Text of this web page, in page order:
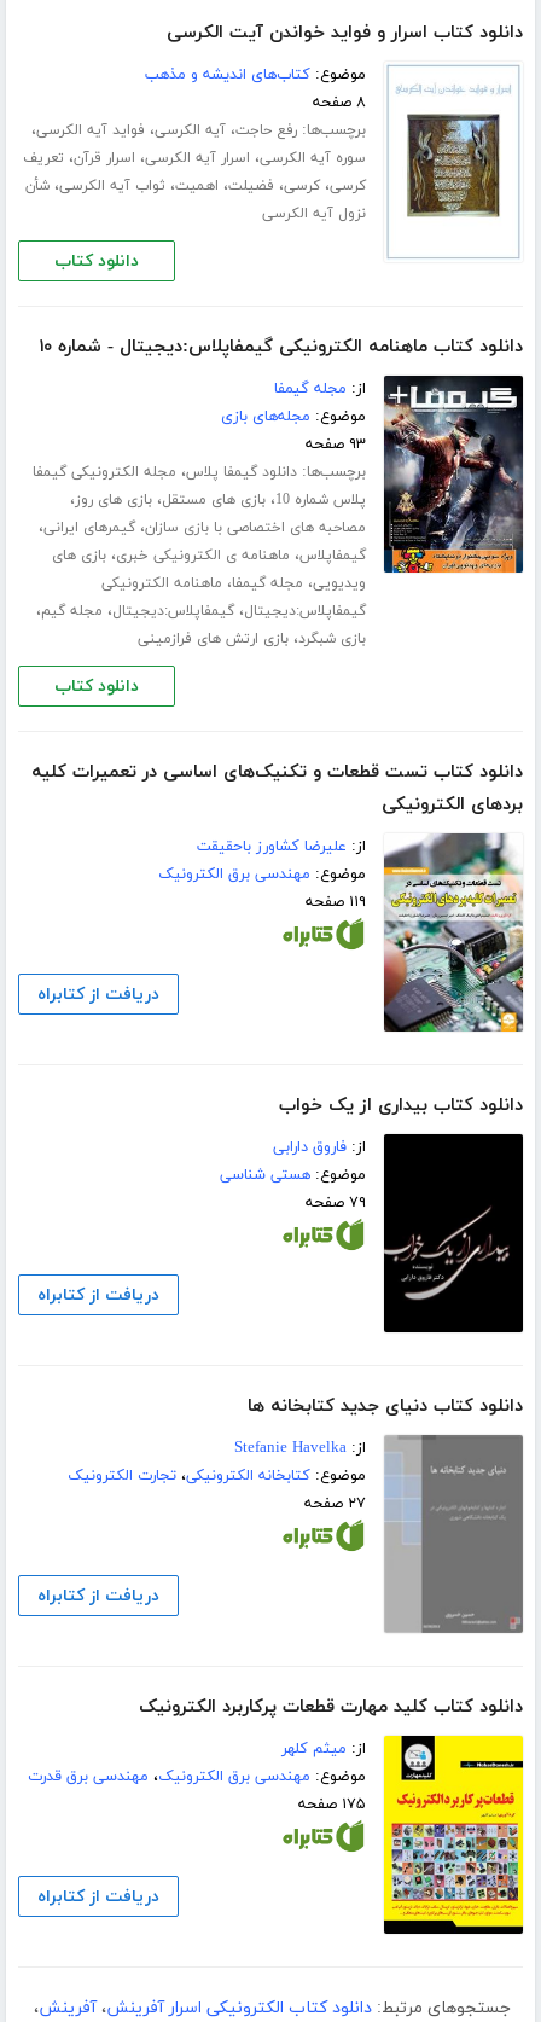
دانلود کتاب اسرار و فواید خواندن آیت الکرسی
موضوع:کتاب‌های اندیشه و مذهب
۸ صفحه
برچسب‌ها:رفع حاجت،آیه الکرسی، فواید آیه الکرسی،
سوره آیه الکرسی، اسرار آیه الکرسی، اسرار قرآن، تعریف
کرسی،کرسی، فضیلت، اهمیت، ثواب آیه الکرسی،شأن
نزول آیه الکرسی
دانلود کتاب
دانلود کتاب ماهنامه الکترونیکی گیمفاپلاس:دیجیتال - شماره ۱۰
از: مجله گیمفا
موضوع: مجله‌های بازی
۹۳ صفحه
برچسب‌ها:دانلود گیمفا پلاس، مجله الکترونیکی گیمفا
پلاس شماره 10
،بازی های مستقل،بازی های روز،
مصاحبه های اختصاصی با بازی سازان،گیمرهای ایرانی،
گیمفاپلاس، ماهنامه ی الکترونیکی خبری،بازی های
ویدیویی، مجله گیمفا، ماهنامه الکترونیکی
گیمفاپلاس:دیجیتال،گیمفاپلاس:دیجیتال، مجله گیم،
بازی شبگرد،بازی ارتش های فرازمینی
دانلود کتاب
دانلود کتاب تست قطعات و تکنیک‌های اساسی در تعمیرات کلیه
بردهای الکترونیکی
از: علیرضا کشاورز باحقیقت
موضوع: مهندسی برق الکترونیک
۱۱۹ صفحه
دریافت از کتابراه
دانلود کتاب بیداری از یک خواب
از:فاروق دارابی
موضوع:هستی شناسی
۷۹ صفحه
دریافت از کتابراه
دانلود کتاب دنیای جدید کتابخانه ها
از:Stefanie Havelka
موضوع:کتابخانه الکترونیکی،تجارت الکترونیک
۲۷ صفحه
دریافت از کتابراه
دانلود کتاب کلید مهارت قطعات پرکاربرد الکترونیک
از: میثم کلهر
موضوع: مهندسی برق الکترونیک، مهندسی برق قدرت
۱۷۵ صفحه
دریافت از کتابراه
جستجوهای مرتبط: دانلود کتاب الکترونیکی اسرار آفرینش،آفرینش،